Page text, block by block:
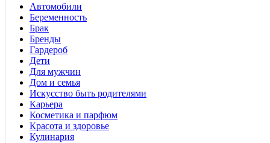
Автомобили
Беременность
Брак
Бренды
Гардероб
Дети
Для мужчин
Дом и семья
Искусство быть родителями
Карьера
Косметика и парфюм
Красота и здоровье
Кулинария